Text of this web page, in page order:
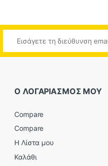
Ο ΛΟΓΑΡΙΑΣΜΟΣ ΜΟΥ
Compare
Compare
Η Λίστα μου
Καλάθι